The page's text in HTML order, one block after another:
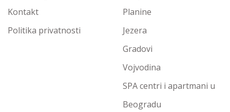
Kontakt
Politika privatnosti
Planine
Jezera
Gradovi
Vojvodina
SPA centri i apartmani u
Beogradu